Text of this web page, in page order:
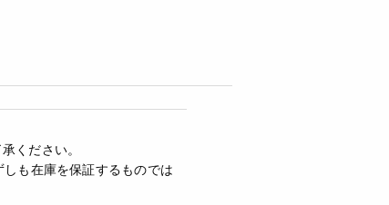
ください。
も在庫を保証するものでは